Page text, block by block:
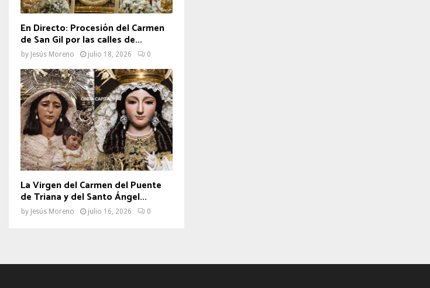
En Directo: Procesión del Carmen
de San Gil por las calles de...
by Jesús Moreno julio 18, 2026 0
La Virgen del Carmen del Puente
de Triana y del Santo Ángel...
by Jesús Moreno julio 16, 2026 0